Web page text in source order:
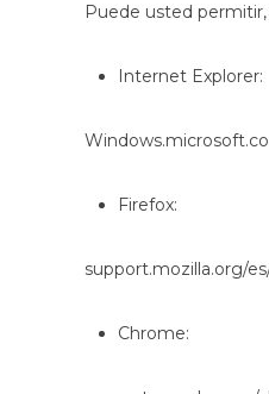
Puede usted
Internet Explorer:
Firefox:
support.mozilla.org/
Chrome: